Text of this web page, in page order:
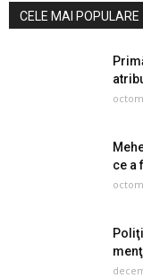
CELE MAI POPULARE
ce a